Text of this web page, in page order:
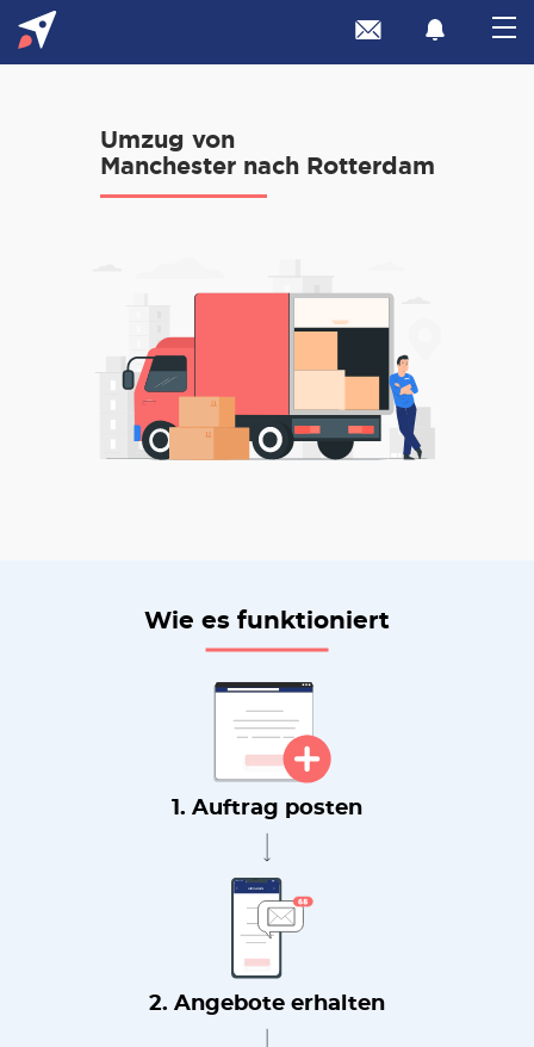
Umzug von
Manchester nach Rotterdam
Wie es funktioniert
1. Auftrag posten
2. Angebote erhalten